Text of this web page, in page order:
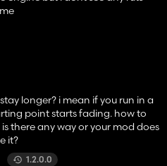
longer? i mean if you run in a
point starts fading. how to
there any way or your mod does
it?
1.2.0.0